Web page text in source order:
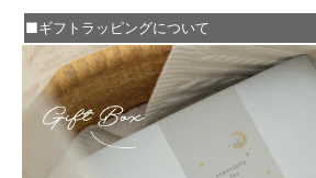
■ギフトラッピングについて